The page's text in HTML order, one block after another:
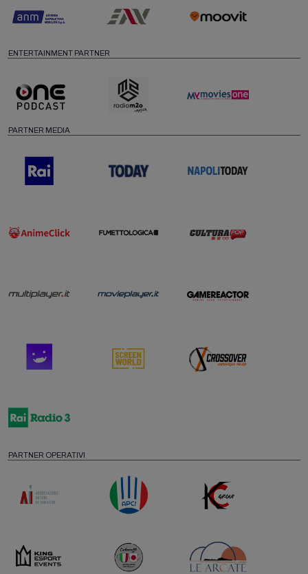
ENTERTAINMENT PARTNER
PARTNER MEDIA
PARTNER OPERATIVI